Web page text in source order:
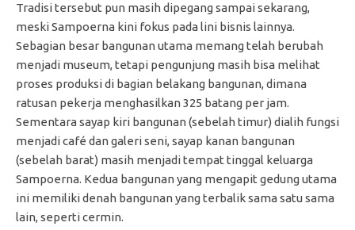
Tradisi tersebut pun masih dipegang sampai sekarang,
meski Sampoerna kini fokus pada lini bisnis lainnya.
Sebagian besar bangunan utama memang telah berubah
menjadi museum, tetapi pengunjung masih bisa melihat
proses produksi di bagian belakang bangunan, dimana
ratusan pekerja menghasilkan 325 batang per jam.
Sementara sayap kiri bangunan (sebelah timur) dialih fungsi
menjadi café dan galeri seni, sayap kanan bangunan
(sebelah barat) masih menjadi tempat tinggal keluarga
Sampoerna. Kedua bangunan yang mengapit gedung utama
ini memiliki denah bangunan yang terbalik sama satu sama
lain, seperti cermin.